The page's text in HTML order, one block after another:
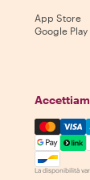
App Store
Google
La disponibilità